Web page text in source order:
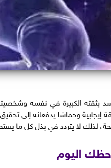
بثقته الكبيرة في نفسه
إيجابية وحماسًا يدفعانه إلى
لذلك لا يتردد في بذل كل ما
اليوم